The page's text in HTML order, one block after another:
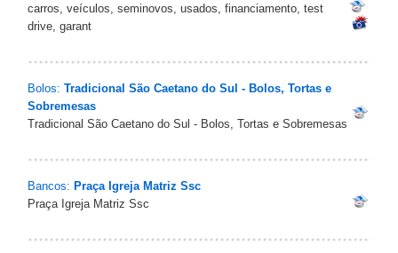
carros, veículos, seminovos, usados, financiamento, test
drive, garant
Bolos: Tradicional São Caetano do Sul - Bolos, Tortas e
Sobremesas
Tradicional São Caetano do Sul - Bolos, Tortas e Sobremesas
Bancos: Praça Igreja Matriz Ssc
Praça Igreja Matriz Ssc